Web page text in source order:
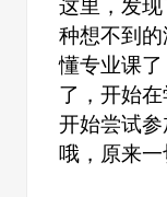
这里，发
种想不到
懂专业课
了，开始
开始尝试
哦，原来一